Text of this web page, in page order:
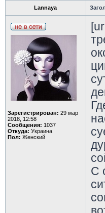
Lannaya
Зарегистрирован: 29 мар
2018, 12:58
Сообщения: 1037
Откуда: Украина
Пол: Женский
С